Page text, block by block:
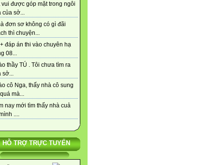
vui được góp mặt trong ngôi
của sở...
đơn sơ không có gì đãi
thì chuyện...
đáp án thi vào chuyên hạ
08...
thầy TÚ . Tôi chưa tìm ra
sở...
cô Nga, thấy nhà cô sung
mà...
nay mới tìm thấy nhà cuả
....
HỖ TRỢ TRỰC TUYẾN